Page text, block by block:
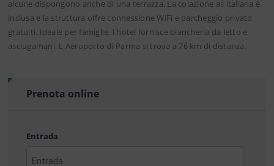
alcune dispongono anche di una terrazza. La colazione all italiana è
inclusa e la struttura offre connessione WiFi e parcheggio privato
gratuiti. Ideale per famiglie, l hotel fornisce biancheria da letto e
asciugamani. L Aeroporto di Parma si trova a 76 km di distanza.
Prenota online
Entrada